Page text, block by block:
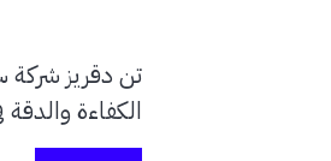
تن دقريز شركة
الكفاءة